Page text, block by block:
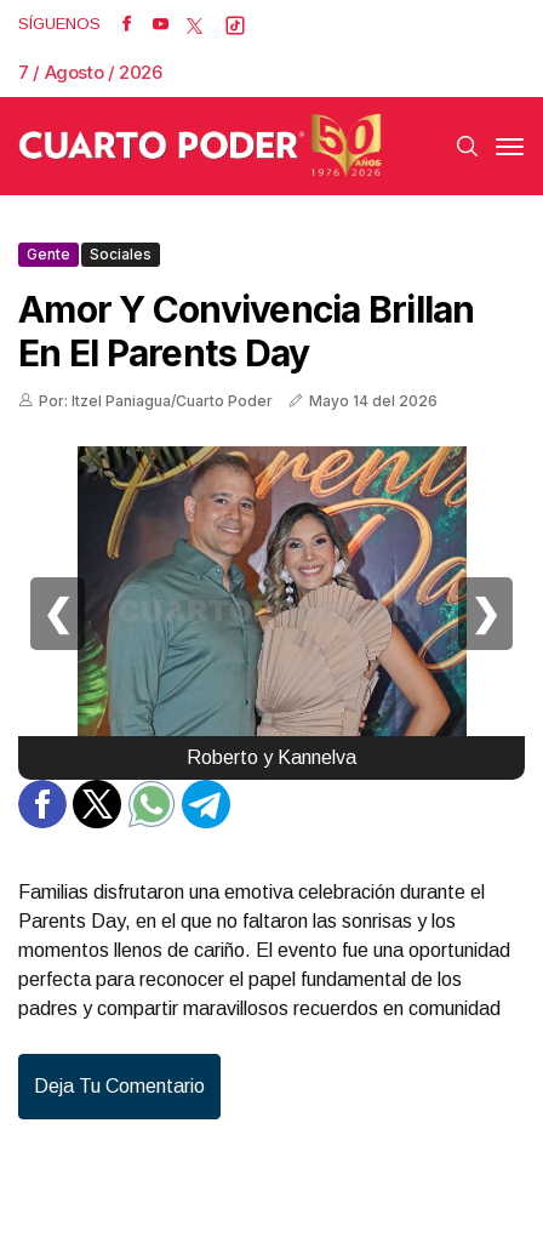
SÍGUENOS
7 / Agosto / 2026
Gente Sociales
Amor Y Convivencia Brillan
En El Parents Day
Por: Itzel Paniagua/Cuarto Poder Mayo 14 del 2026
Roberto y Kannelva
❮ ❯
Familias disfrutaron una emotiva celebración durante el
Parents Day, en el que no faltaron las sonrisas y los
momentos llenos de cariño. El evento fue una oportunidad
perfecta para reconocer el papel fundamental de los
padres y compartir maravillosos recuerdos en comunidad
Deja Tu Comentario